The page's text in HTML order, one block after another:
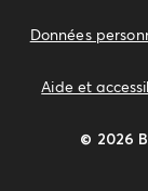
Données
Aide et
© 2026